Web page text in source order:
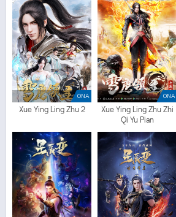
ONA
Xue Ying Ling Zhu 2
ONA
Xue Ying Ling Zhu Zhi
Qi Yu Pian